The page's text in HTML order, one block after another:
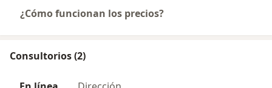
¿Cómo funcionan los precios?
Consultorios (2)